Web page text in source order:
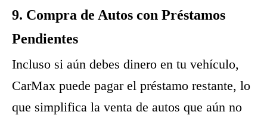
9. Compra de Autos con Préstamos
Pendientes
Incluso si aún debes dinero en tu vehículo,
CarMax puede pagar el préstamo restante, lo
que simplifica la venta de autos que aún no